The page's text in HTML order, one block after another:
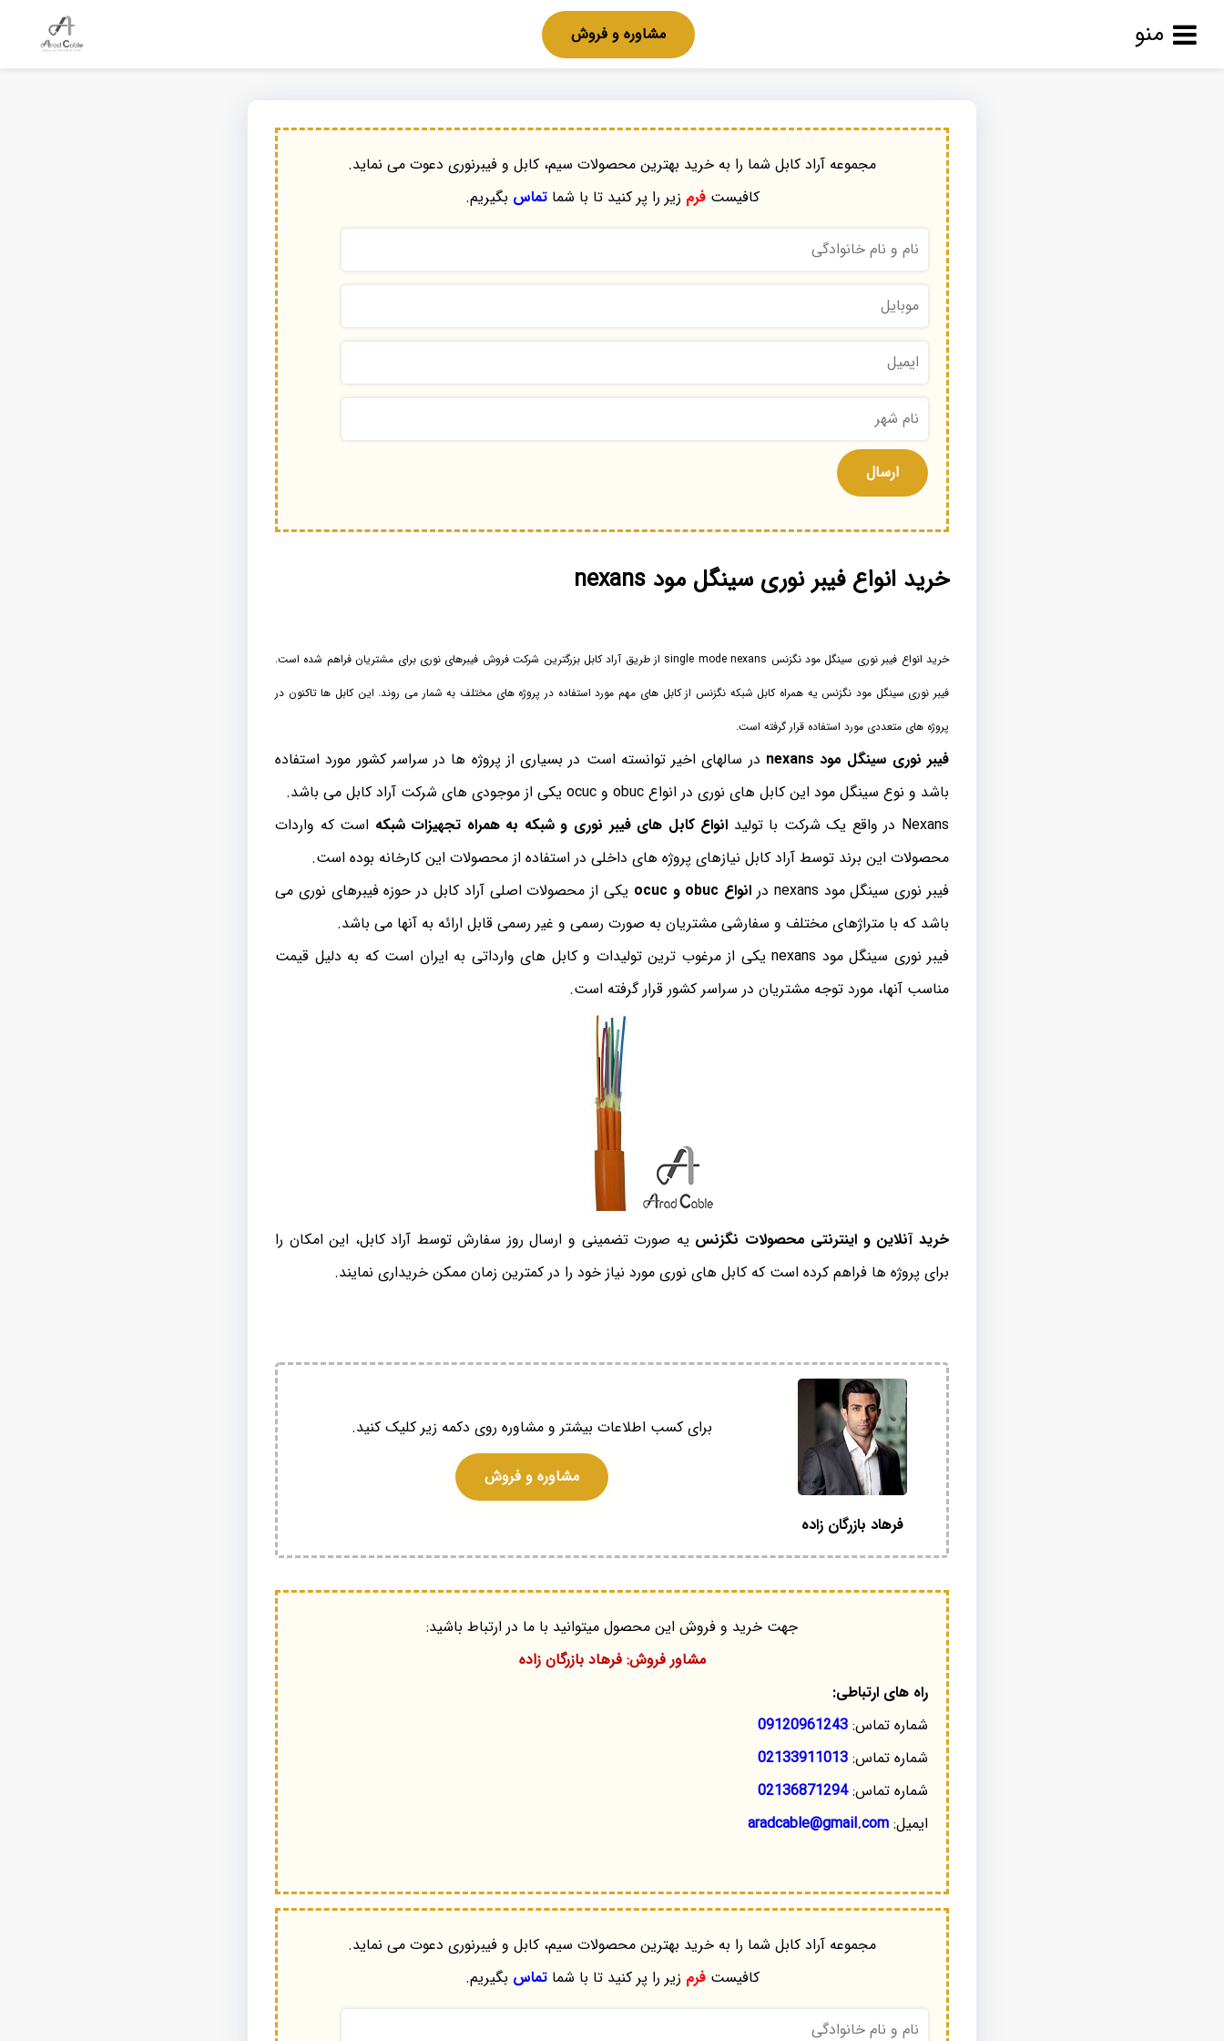
منو مشاوره و فروش
مجموعه آراد کابل شما را به خرید بهترین محصولات سیم، کابل و فیبرنوری دعوت می نماید.
کافیستفرم زیر را پر کنید تا با شماتماس بگیریم.
خرید انواع فیبر نوری سینگل مود nexans
خرید انواع فیبر نوری سینگل مود نگزنس single mode nexans از طریق آراد کابل بزرگترین شرکت فروش فیبرهای نوری برای مشتریان فراهم شده است.
فیبر نوری سینگل مود نگزنس یه همراه کابل شبکه نگزنس از کابل های مهم مورد استفاده در پروژه های مختلف به شمار می روند. این کابل ها تاکنون در
پروژه های متعددی مورد استفاده قرار گرفته است.
فیبر نوری سینگل مود nexans
در سالهای اخیر توانسته است در بسیاری از پروژه ها در سراسر کشور مورد استفاده
باشد و نوع سینگل مود این کابل های نوری در انواع obuc و ocuc یکی از موجودی های شرکت آراد کابل می باشد.
Nexans در واقع یک شرکت با تولید
انواع کابل های فیبر نوری و شبکه به همراه تجهیزات شبکه است که واردات
محصولات این برند توسط آراد کابل نیازهای پروژه های داخلی در استفاده از محصولات این کارخانه بوده است.
فیبر نوری سینگل مود nexans در
انواع obuc و ocuc
یکی از محصولات اصلی آراد کابل در حوزه فیبرهای نوری می
باشد که با متراژهای مختلف و سفارشی مشتریان به صورت رسمی و غیر رسمی قابل ارائه به آنها می باشد.
فیبر نوری سینگل مود nexans یکی از مرغوب ترین تولیدات و کابل های وارداتی به ایران است که به دلیل قیمت
مناسب آنها، مورد توجه مشتریان در سراسر کشور قرار گرفته است.
خرید آنلاین و اینترنتی محصولات نگزنس یه صورت تضمینی و ارسال روز سفارش توسط آراد کابل، این امکان را
برای پروژه ها فراهم کرده است که کابل های نوری مورد نیاز خود را در کمترین زمان ممکن خریداری نمایند.
فرهاد بازرگان زاده
برای کسب اطلاعات بیشتر و مشاوره روی دکمه زیر کلیک کنید.
مشاوره و فروش
جهت خرید و فروش این محصول میتوانید با ما در ارتباط باشید:
مشاور فروش: فرهاد بازرگان زاده
راه های ارتباطی:
شماره تماس: 09120961243
شماره تماس: 02133911013
شماره تماس:02136871294
ایمیل: aradcable@gmail.com
مجموعه آراد کابل شما را به خرید بهترین محصولات سیم، کابل و فیبرنوری دعوت می نماید.
کافیستفرم زیر را پر کنید تا با شماتماس بگیریم.